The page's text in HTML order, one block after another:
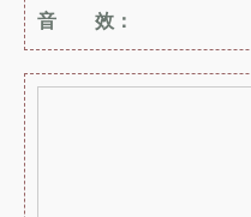
音 效：